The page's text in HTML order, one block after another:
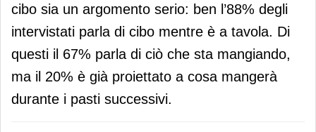
cibo sia un argomento serio: ben l’88% degli
intervistati parla di cibo mentre è a tavola. Di
questi il 67% parla di ciò che sta mangiando,
ma il 20% è già proiettato a cosa mangerà
durante i pasti successivi.